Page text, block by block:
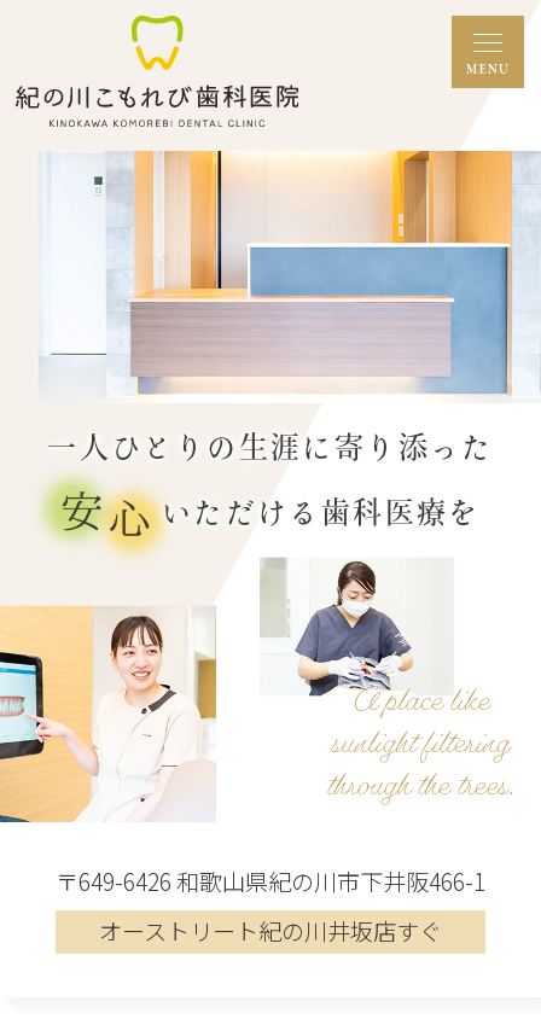
一人ひとりの生涯に寄り添った
いただける歯科医療を
A place like
sunlight filtering
through the trees.
〒649-6426 和歌山県紀の川市下井阪466-1
オーストリート紀の川井坂店すぐ